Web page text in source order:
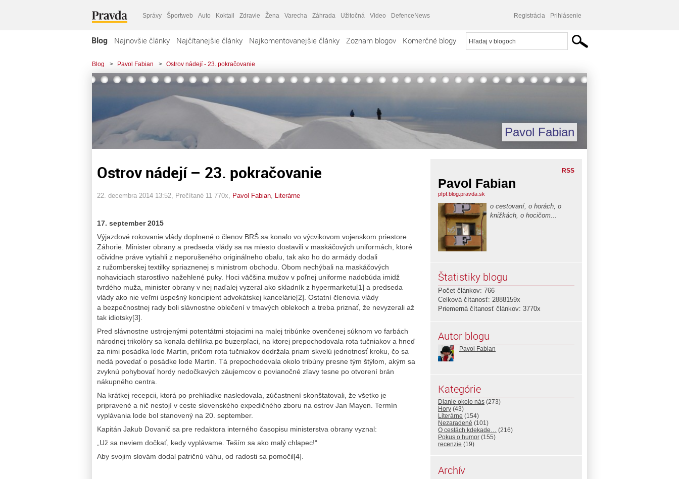
Správy Športweb Auto Koktail Zdravie Žena Varecha Záhrada Užitočná Video DefenceNews Registrácia Prihlásenie
Blog Najnovšie články Najčítanejšie články Najkomentovanejšie články Zoznam blogov Komerčné blogy
Blog > Pavol Fabian > Ostrov nádejí - 23. pokračovanie
Pavol Fabian
Ostrov nádejí – 23. pokračovanie
22. decembra 2014 13:52 , Prečítané 11 770x, Pavol Fabian Literárne
17. september 2015
Výjazdové rokovanie vlády doplnené o členov BRŠ sa konalo vo výcvikovom vojenskom priestore
Záhorie. Minister obrany a predseda vlády sa na miesto dostavili v maskáčových uniformách, ktoré
očividne práve vytiahli z neporušeného originálneho obalu, tak ako ho do armády dodali
z ružomberskej textilky spriaznenej s ministrom obchodu. Obom nechýbali na maskáčových
nohaviciach starostlivo nažehlené puky. Hoci väčšina mužov v poľnej uniforme nadobúda imidž
tvrdého muža, minister obrany v nej naďalej vyzeral ako skladník z hypermarketu[1] a predseda
vlády ako nie veľmi úspešný koncipient advokátskej kancelárie[2]. Ostatní členovia vlády
a bezpečnostnej rady boli slávnostne oblečení v tmavých oblekoch a treba priznať, že nevyzerali až
tak idiotsky[3].
Pred slávnostne ustrojenými potentátmi stojacimi na malej tribúnke ovenčenej súknom vo farbách
národnej trikolóry sa konala defilírka po buzerpľaci, na ktorej prepochodovala rota tučniakov a hneď
za nimi posádka lode Martin, pričom rota tučniakov dodržala priam skvelú jednotnosť kroku, čo sa
nedá povedať o posádke lode Martin. Tá prepochodovala okolo tribúny presne tým štýlom, akým sa
zvyknú pohybovať hordy nedočkavých záujemcov o povianočné zľavy tesne po otvorení brán
nákupného centra.
Na krátkej recepcii, ktorá po prehliadke nasledovala, zúčastnení skonštatovali, že všetko je
pripravené a nič nestojí v ceste slovenského expedičného zboru na ostrov Jan Mayen. Termín
vyplávania lode bol stanovený na 20. september.
Kapitán Jakub Dovanič sa pre redaktora interného časopisu ministerstva obrany vyznal:
„Už sa neviem dočkať, kedy vyplávame. Teším sa ako malý chlapec!“
Aby svojim slovám dodal patričnú váhu, od radosti sa pomočil[4].
RSS
Pavol Fabian
pfpf.blog.pravda.sk
o cestovaní, o horách, o
knižkách, o hocičom...
Štatistiky blogu
Počet článkov: 766
Celková čítanosť: 2888159x
Priemerná čítanosť článkov: 3770x
Autor blogu
Pavol Fabian
Kategórie
Dianie okolo nás (273)
Hory (43)
Literárne (154)
Nezaradené (101)
O cestách kdekade… (216)
Pokus o humor (155)
recenzie (19)
Archív